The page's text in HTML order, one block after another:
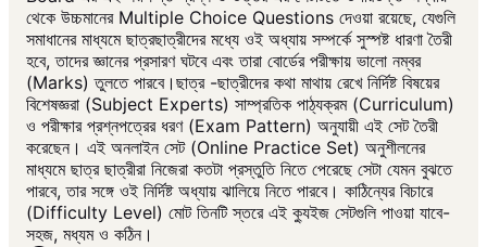
থেকে উচ্চমানের Multiple Choice Questions দেওয়া রয়েছে, যেগুলি
সমাধানের মাধ্যমে ছাত্রছাত্রীদের মধ্যে ওই অধ্যায় সম্পর্কে সুস্পষ্ট ধারণা তৈরী
হবে, তাদের জ্ঞানের প্রসারণ ঘটবে এবং তারা বোর্ডের পরীক্ষায় ভালো নম্বর
(Marks) তুলতে পারবে।ছাত্র -ছাত্রীদের কথা মাথায় রেখে নির্দিষ্ট বিষয়ের
বিশেষজ্ঞরা (Subject Experts) সাম্প্রতিক পাঠ্যক্রম (Curriculum)
ও পরীক্ষার প্রশ্নপত্রের ধরণ (Exam Pattern) অনুযায়ী এই সেট তৈরী
করেছেন। এই অনলাইন সেট (Online Practice Set) অনুশীলনের
মাধ্যমে ছাত্র ছাত্রীরা নিজেরা কতটা প্রস্তুতি নিতে পেরেছে সেটা যেমন বুঝতে
পারবে, তার সঙ্গে ওই নির্দিষ্ট অধ্যায় ঝালিয়ে নিতে পারবে। কাঠিন্যের বিচারে
(Difficulty Level) মোট তিনটি স্তরে এই ক্যুইজ সেটগুলি পাওয়া যাবে-
সহজ, মধ্যম ও কঠিন।